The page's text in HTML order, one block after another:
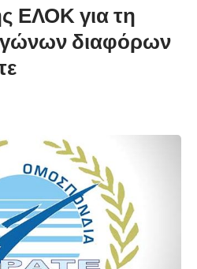
ΕΛΟΚ για τη
διαφόρων